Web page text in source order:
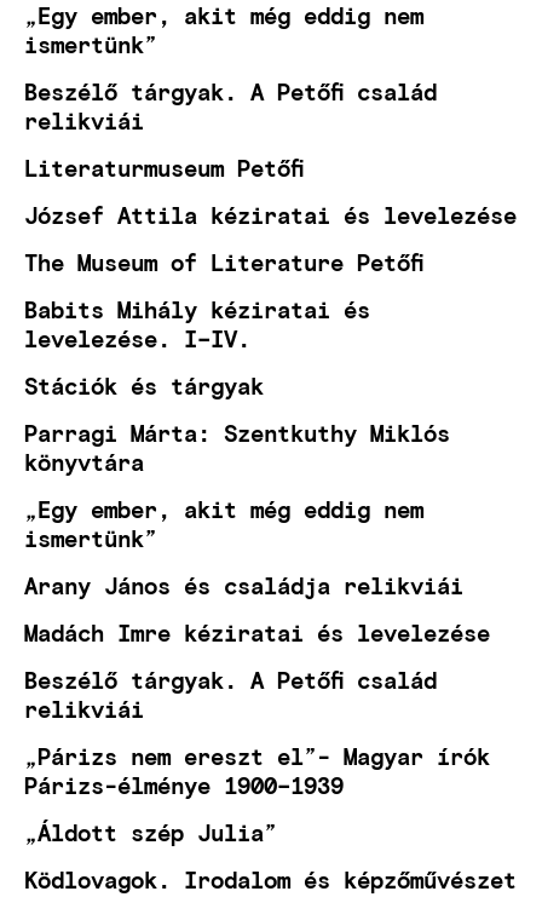
„Egy ember, akit még eddig nem
ismertünk”
Beszélő tárgyak. A Petőfi család
relikviái
Literaturmuseum Petőfi
József Attila kéziratai és levelezése
The Museum of Literature Petőfi
Babits Mihály kéziratai és
levelezése. I–IV.
Stációk és tárgyak
Parragi Márta: Szentkuthy Miklós
könyvtára
„Egy ember, akit még eddig nem
ismertünk”
Arany János és családja relikviái
Madách Imre kéziratai és levelezése
Beszélő tárgyak. A Petőfi család
relikviái
„Párizs nem ereszt el”- Magyar írók
Párizs-élménye 1900–1939
„Áldott szép Julia”
Ködlovagok. Irodalom és képzőművészet